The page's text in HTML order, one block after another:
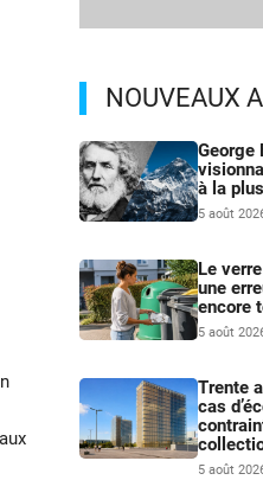
NOUVEAUX
George
à la
5 août
Le
une
encore
5 août
Trente
cas
5 août